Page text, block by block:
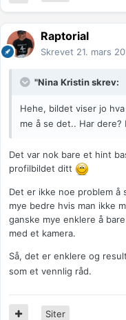
Raptorial
Skrevet 21. mars
"Nina Kristin skrev:
Hehe, bildet viser jo
me å se det.. Har dere?
Det var nok bare et hint
profilbildet ditt
Det er ikke noe problem å
mye bedre hvis man ikke
ganske mye enklere å
med et kamera.
Så, det er enklere og
som et vennlig råd.
Siter